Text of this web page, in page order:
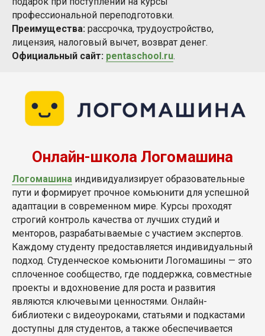
профессиональной переподготовки.
Преимущества: рассрочка, трудоустройство,
лицензия, налоговый вычет, возврат денег.
Официальный сайт: pentaschool.ru.
Онлайн-школа Логомашина
Логомашина индивидуализирует образовательные
пути и формирует прочное комьюнити для успешной
адаптации в современном мире. Курсы проходят
строгий контроль качества от лучших студий и
менторов, разрабатываемые с участием экспертов.
Каждому студенту предоставляется индивидуальный
подход. Студенческое комьюнити Логомашины — это
сплоченное сообщество, где поддержка, совместные
проекты и вдохновение для роста и развития
являются ключевыми ценностями. Онлайн-
библиотеки с видеоуроками, статьями и подкастами
доступны для студентов, а также обеспечивается